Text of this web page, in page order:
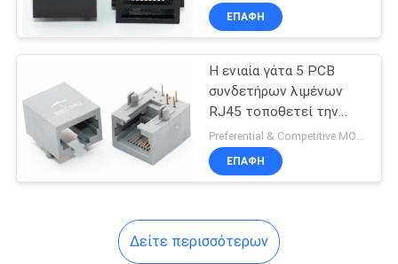
ΕΠΑΦΉ
Η ενιαία γάτα 5 PCB
συνδετήρων λιμένων
RJ45 τοποθετεί την
γκρίζα ετικέττα
κατοικίας κάτω από το
σύρτη
Preferential & Competitive MOQ:2000
ΕΠΑΦΉ
Δείτε περισσότερων